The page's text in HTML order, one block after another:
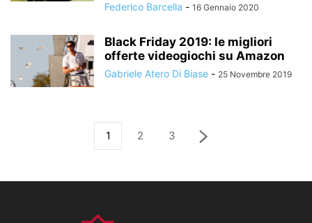
Federico Barcella - 16 Gennaio 2020
Black Friday 2019: le migliori
offerte videogiochi su Amazon
Gabriele Atero Di Biase - 25 Novembre 2019
1 2 3